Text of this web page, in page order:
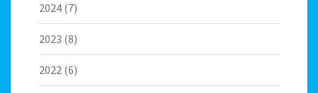
2024 (7)
2023 (8)
2022 (6)